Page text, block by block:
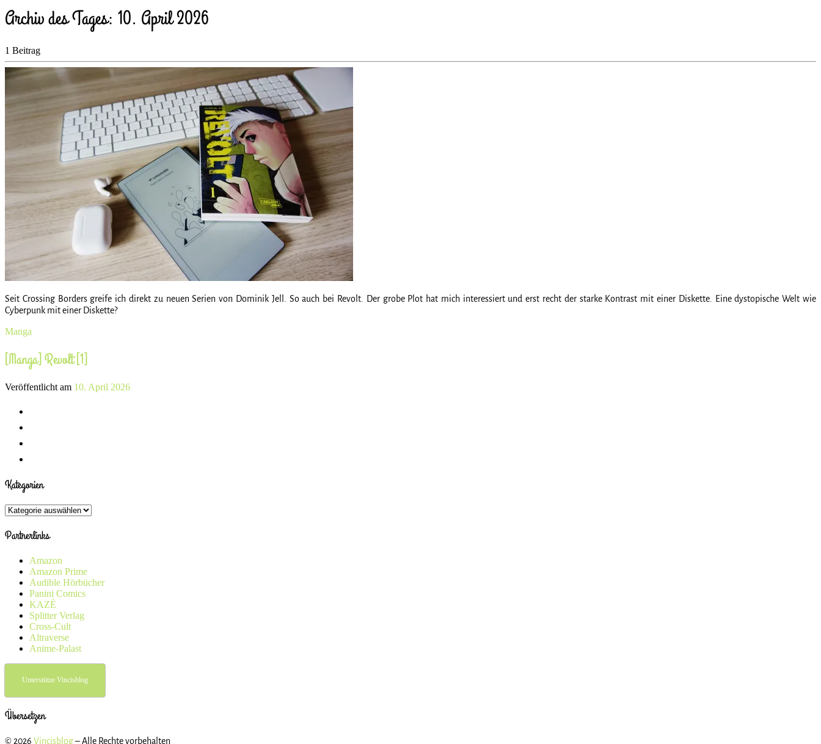
Archiv des Tages: 10. April 2026
1 Beitrag
Seit Crossing Borders greife ich direkt zu neuen Serien von Dominik Jell. So auch bei Revolt. Der grobe Plot hat mich interessiert und erst recht der starke Kontrast mit einer Diskette. Eine dystopische Welt wie
Cyberpunk mit einer Diskette?
Manga
[Manga] Revolt [1]
Veröffentlicht am 10. April 2026
Kategorien
Kategorien
Partnerlinks
Amazon
Amazon Prime
Audible Hörbücher
Panini Comics
KAZÉ
Splitter Verlag
Cross-Cult
Altraverse
Anime-Palast
Unterstütze Vincisblog
Übersetzen
© 2026 Vincisblog– Alle Rechte vorbehalten